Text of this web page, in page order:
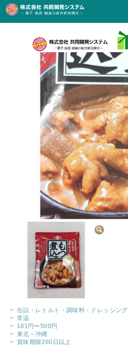
> 缶詰・レトルト・調味料・ドレッシング
> 常温
> 181円〜500円
> 東北～沖縄
> 賞味期限360日以上